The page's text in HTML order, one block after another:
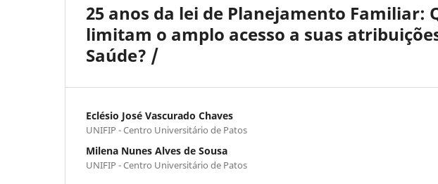
25 anos da lei de Planejamento Familiar:
limitam o amplo acesso a suas
Saúde? /
Eclésio José Vascurado Chaves
UNIFIP - Centro Universitário de Patos
Milena Nunes Alves de Sousa
UNIFIP - Centro Universitário de Patos